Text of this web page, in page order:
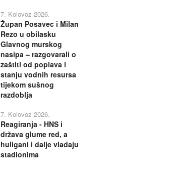
7. Kolovoz 2026.
Župan Posavec i Milan
Rezo u obilasku
Glavnog murskog
nasipa – razgovarali o
zaštiti od poplava i
stanju vodnih resursa
tijekom sušnog
razdoblja
7. Kolovoz 2026.
Reagiranja - HNS i
država glume red, a
huligani i dalje vladaju
stadionima